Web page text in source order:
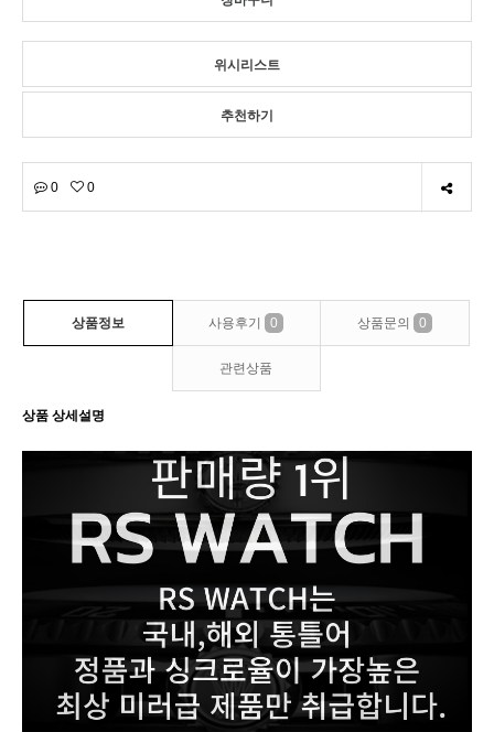
위시리스트
추천하기
0 0
상품정보 사용후기 0 상품문의 0
관련상품
상품 상세설명